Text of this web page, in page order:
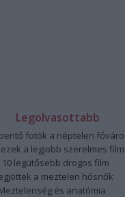
Legolvasottabb
fotók a néptelen
ezek a legjobb szerelmes
10 legütősebb drogos film
a meztelen hősnők
és anatómia